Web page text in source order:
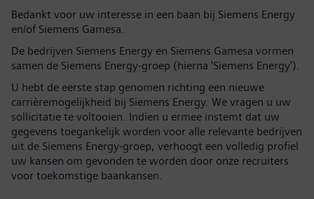
Bedankt voor uw interesse in een baan bij Siemens Energy
en/of Siemens Gamesa.
De bedrijven Siemens Energy en Siemens Gamesa vormen
samen de Siemens Energy-groep (hierna 'Siemens Energy').
U hebt de eerste stap genomen richting een nieuwe
carrièremogelijkheid bij Siemens Energy. We vragen u uw
sollicitatie te voltooien. Indien u ermee instemt dat uw
gegevens toegankelijk worden voor alle relevante bedrijven
uit de Siemens Energy-groep, verhoogt een volledig profiel
uw kansen om gevonden te worden door onze recruiters
voor toekomstige baankansen.